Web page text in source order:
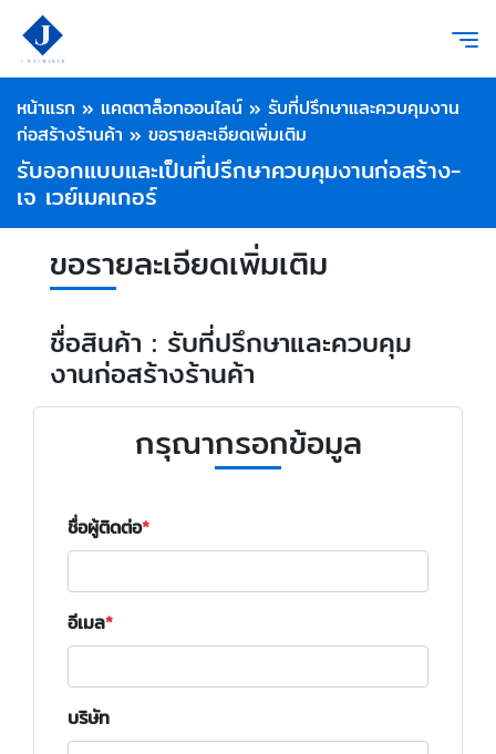
หน้าแรก » แคตตาล็อกออนไลน์ » รับที่ปรึกษาและควบคุมงาน
ก่อสร้างร้านค้า » ขอรายละเอียดเพิ่มเติม
รับออกแบบและเป็นที่ปรึกษาควบคุมงานก่อสร้าง-
เจ เวย์เมคเกอร์
ขอรายละเอียดเพิ่มเติม
ชื่อสินค้า : รับที่ปรึกษาและควบคุม
งานก่อสร้างร้านค้า
กรุณากรอกข้อมูล
ชื่อผู้ติดต่อ
อีเมล
บริษัท